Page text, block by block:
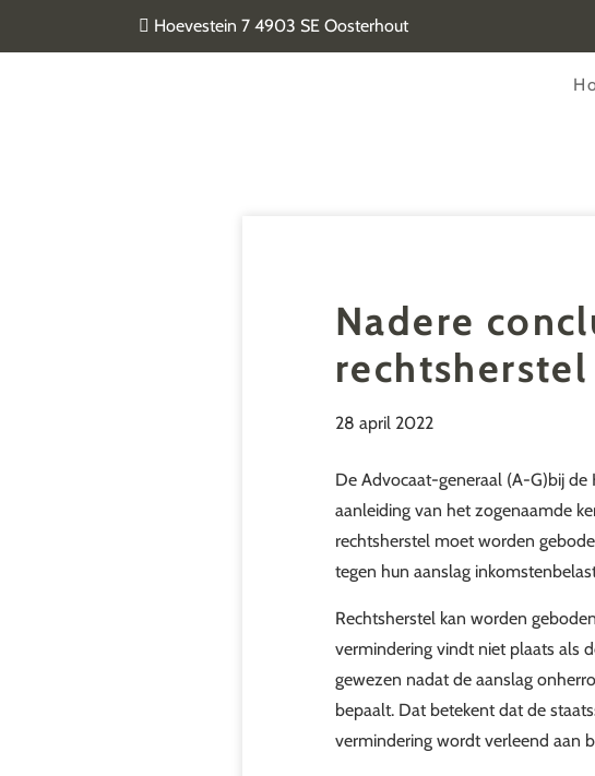
Hoevestein 7 4903 SE Oosterhout
Nadere
28 april 2022
De Advocaat-generaal (A-G)bij de
aanleiding van het zogenaamde
rechtsherstel moet worden
tegen hun aanslag
Rechtsherstel kan worden
vermindering vindt niet plaats als
gewezen nadat de aanslag
bepaalt. Dat betekent dat de
vermindering wordt verleend aan